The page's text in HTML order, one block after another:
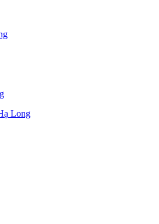
Long